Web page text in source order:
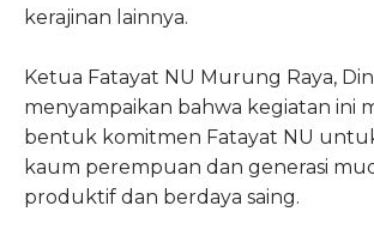
kerajinan lainnya.
Ketua Fatayat NU Murung Raya,
menyampaikan bahwa kegiatan ini
bentuk komitmen Fatayat NU
kaum perempuan dan generasi
produktif dan berdaya saing.